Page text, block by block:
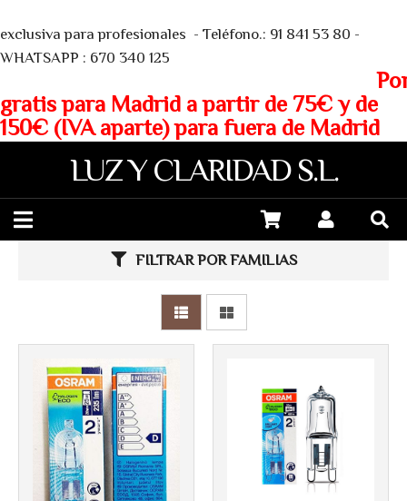
exclusiva para profesionales - Teléfono.: 91 841 53 80 -
WHATSAPP : 670 340 125
gratis para Madrid a partir de 75€ y de
150€ (IVA aparte) para fuera de Madrid
LUZ Y CLARIDAD S.L.
FILTRAR POR FAMILIAS
Más info